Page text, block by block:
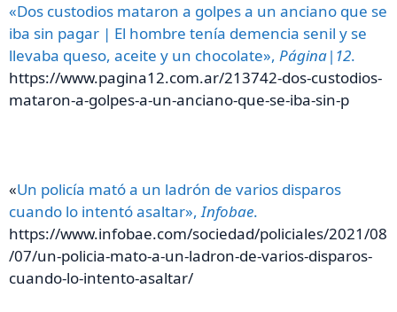
«Dos custodios mataron a golpes a un anciano que se
iba sin pagar | El hombre tenía demencia senil y se
llevaba queso, aceite y un chocolate», Página|12.
https://www.pagina12.com.ar/213742-dos-custodios-
mataron-a-golpes-a-un-anciano-que-se-iba-sin-p
«Un policía mató a un ladrón de varios disparos
cuando lo intentó asaltar»,Infobae.
https://www.infobae.com/sociedad/policiales/2021/08
/07/un-policia-mato-a-un-ladron-de-varios-disparos-
cuando-lo-intento-asaltar/